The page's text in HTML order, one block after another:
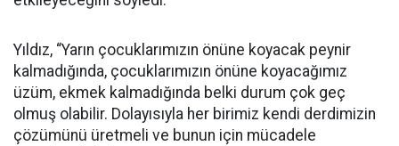
Yıldız, “Yarın çocuklarımızın önüne koyacak peynir
kalmadığında, çocuklarımızın önüne koyacağımız
üzüm, ekmek kalmadığında belki durum çok geç
olmuş olabilir. Dolayısıyla her birimiz kendi derdimizin
çözümünü üretmeli ve bunun için mücadele